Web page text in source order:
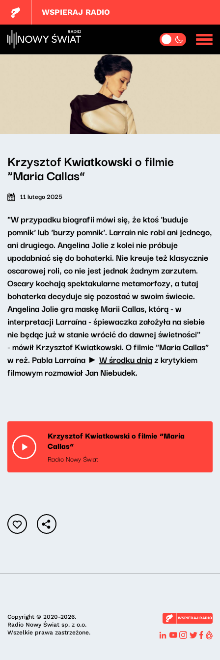
WSPIERAJ RADIO
Krzysztof Kwiatkowski o filmie
“Maria Callas”
11 lutego 2025
"W przypadku biografii mówi się, że ktoś 'buduje
pomnik' lub 'burzy pomnik'. Larraín nie robi ani jednego,
ani drugiego. Angelina Jolie z kolei nie próbuje
upodabniać się do bohaterki. Nie kreuje też klasycznie
oscarowej roli, co nie jest jednak żadnym zarzutem.
Oscary kochają spektakularne metamorfozy, a tutaj
bohaterka decyduje się pozostać w swoim świecie.
Angelina Jolie gra maskę Marii Callas, którą - w
interpretacji Larraína - śpiewaczka założyła na siebie
nie będąc już w stanie wrócić do dawnej świetności"
- mówił Krzysztof Kwiatkowski. O filmie "Maria Callas"
w reż. Pabla Larraína ► W środku dniaz krytykiem
filmowym rozmawiał Jan Niebudek.
Krzysztof Kwiatkowski o filmie “Maria
Callas”
Radio Nowy Świat
Copyright © 2020-2026.
Radio Nowy Świat sp. z o.o.
Wszelkie prawa zastrzeżone.
WSPIERAJ RADIO